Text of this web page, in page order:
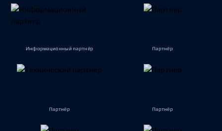
Информационный партнёр Партнёр
Партнёр Партнёр